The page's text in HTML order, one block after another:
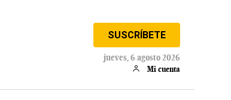
SUSCRÍBETE
jueves, 6 agosto 2026
Mi cuenta